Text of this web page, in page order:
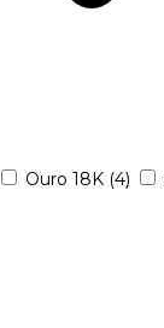
Ouro 18K (4)